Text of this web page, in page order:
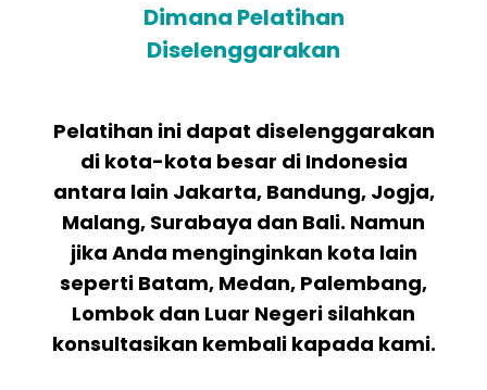
Dimana Pelatihan
Diselenggarakan
Pelatihan ini dapat diselenggarakan
di kota-kota besar di Indonesia
antara lain Jakarta, Bandung, Jogja,
Malang, Surabaya dan Bali. Namun
jika Anda menginginkan kota lain
seperti Batam, Medan, Palembang,
Lombok dan Luar Negeri silahkan
konsultasikan kembali kapada kami.